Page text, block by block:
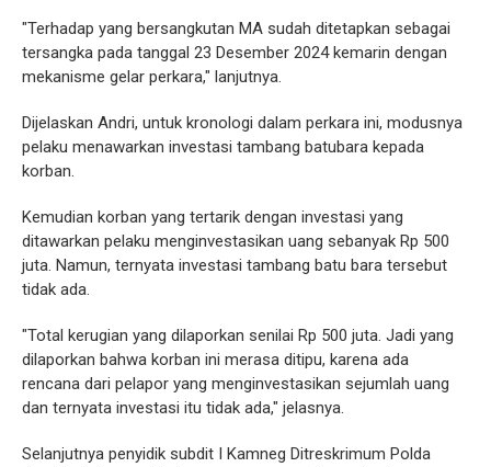
"Terhadap yang bersangkutan MA sudah ditetapkan sebagai
tersangka pada tanggal 23 Desember 2024 kemarin dengan
mekanisme gelar perkara," lanjutnya.
Dijelaskan Andri, untuk kronologi dalam perkara ini, modusnya
pelaku menawarkan investasi tambang batubara kepada
korban.
Kemudian korban yang tertarik dengan investasi yang
ditawarkan pelaku menginvestasikan uang sebanyak Rp 500
juta. Namun, ternyata investasi tambang batu bara tersebut
tidak ada.
"Total kerugian yang dilaporkan senilai Rp 500 juta. Jadi yang
dilaporkan bahwa korban ini merasa ditipu, karena ada
rencana dari pelapor yang menginvestasikan sejumlah uang
dan ternyata investasi itu tidak ada," jelasnya.
Selanjutnya penyidik subdit I Kamneg Ditreskrimum Polda